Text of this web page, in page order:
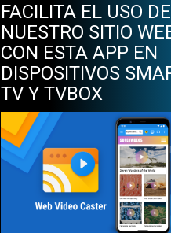
FACILITA EL USO DE
NUESTRO SITIO
CON ESTA APP EN
DISPOSITIVOS
TV Y TVBOX